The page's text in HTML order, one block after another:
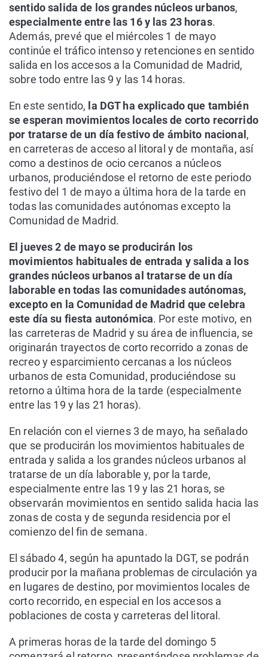
sentido salida de los grandes núcleos urbanos,
especialmente entre las 16 y las 23 horas.
Además, prevé que el miércoles 1 de mayo
continúe el tráfico intenso y retenciones en sentido
salida en los accesos a la Comunidad de Madrid,
sobre todo entre las 9 y las 14 horas.
En este sentido, la DGT ha explicado que también
se esperan movimientos locales de corto recorrido
por tratarse de un día festivo de ámbito nacional ,
en carreteras de acceso al litoral y de montaña, así
como a destinos de ocio cercanos a núcleos
urbanos, produciéndose el retorno de este periodo
festivo del 1 de mayo a última hora de la tarde en
todas las comunidades autónomas excepto la
Comunidad de Madrid.
El jueves 2 de mayo se producirán los
movimientos habituales de entrada y salida a los
grandes núcleos urbanos al tratarse de un día
laborable en todas las comunidades autónomas,
excepto en la Comunidad de Madrid que celebra
este día su fiesta autonómica. Por este motivo, en
las carreteras de Madrid y su área de influencia, se
originarán trayectos de corto recorrido a zonas de
recreo y esparcimiento cercanas a los núcleos
urbanos de esta Comunidad, produciéndose su
retorno a última hora de la tarde (especialmente
entre las 19 y las 21 horas).
En relación con el viernes 3 de mayo, ha señalado
que se producirán los movimientos habituales de
entrada y salida a los grandes núcleos urbanos al
tratarse de un día laborable y, por la tarde,
especialmente entre las 19 y las 21 horas, se
observarán movimientos en sentido salida hacia las
zonas de costa y de segunda residencia por el
comienzo del fin de semana.
El sábado 4, según ha apuntado la DGT, se podrán
producir por la mañana problemas de circulación ya
en lugares de destino, por movimientos locales de
corto recorrido, en especial en los accesos a
poblaciones de costa y carreteras del litoral.
A primeras horas de la tarde del domingo 5